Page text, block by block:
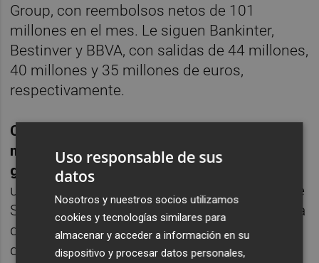
Group, con reembolsos netos de 101
millones en el mes. Le siguen Bankinter,
Bestinver y BBVA, con salidas de 44 millones,
40 millones y 35 millones de euros,
respectivamente.
Caixabank mantiene su posición como
mayor entidad nacional por patrimonio
gestionado, con 47.907 millones de euros y
una cuota de mercado del 17,3%; seguida de
Santander --con 45.698 millones y una cuota
del 16,5%-- y BBVA, con un 14% del mercado
de los fondos.
Uso responsable de sus
datos
Nosotros y nuestros socios utilizamos
cookies y tecnologías similares para
almacenar y acceder a información en su
dispositivo y procesar datos personales,